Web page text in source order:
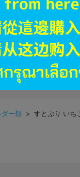
品番号
品カテゴリ
売日
別
発売イベント
ー類 > すとぷり いち